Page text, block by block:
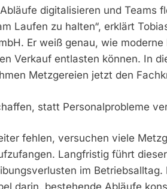
digitalisieren und Teams
Laufen zu halten“, erklärt
Er weiß genau, wie
Verkauf entlasten können. In
Metzgereien jetzt den
statt Personalprobleme
fehlen, versuchen viele
Langfristig führt
im